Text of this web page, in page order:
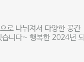
로 나눠져서 다양한 공간
니다~ 행복한 2024년 되